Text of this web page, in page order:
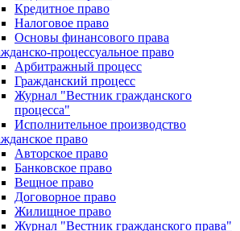
Кредитное право
Налоговое право
Основы финансового права
процессуальное право
Арбитражный процесс
Гражданский процесс
Журнал "Вестник гражданского
процесса"
Исполнительное производство
право
Авторское право
Банковское право
Вещное право
Договорное право
Жилищное право
Журнал "Вестник гражданского права"